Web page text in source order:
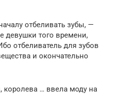
отбеливать зубы, —
девушки того времени,
отбеливатель для зубов
и окончательно
королева … ввела моду на